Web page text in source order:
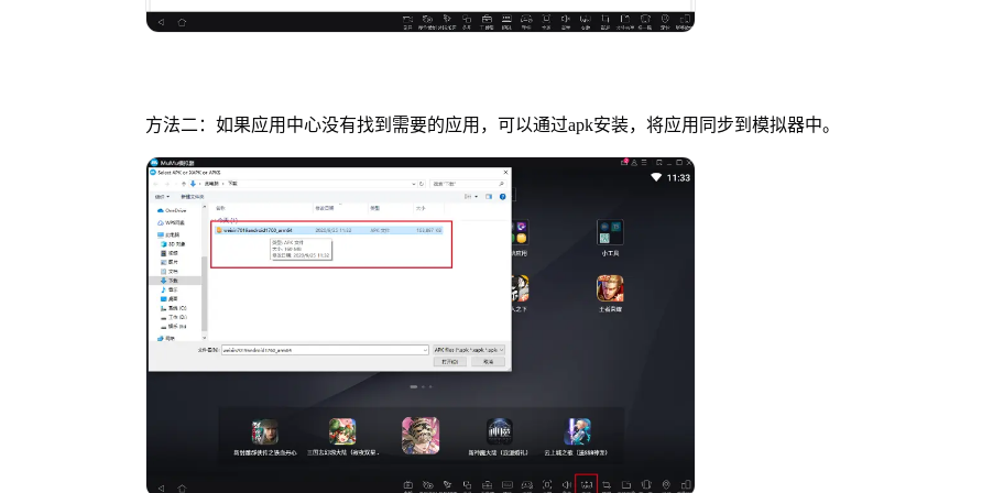
方法二：如果应用中心没有找到需要的应用，可以通过apk安装，将应用同步到模拟器中。